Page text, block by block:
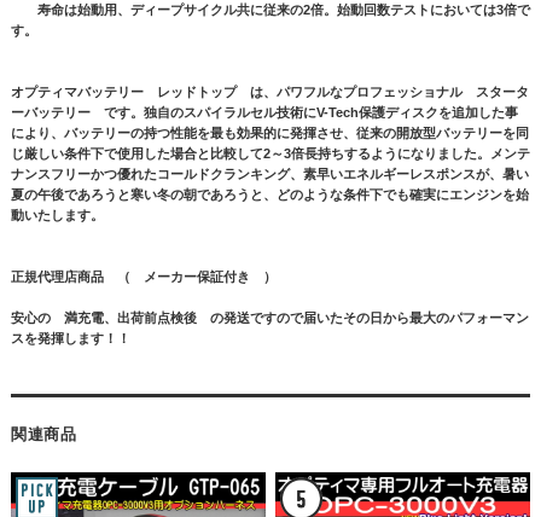
寿命は始動用、ディープサイクル共に従来の2倍。始動回数テストにおいては3倍で
す。
オプティマバッテリー レッドトップは、パワフルなプロフェッショナル スタータ
ーバッテリー です。独自のスパイラルセル技術にV-Tech保護ディスクを追加した事
により、バッテリーの持つ性能を最も効果的に発揮させ、従来の開放型バッテリーを同
じ厳しい条件下で使用した場合と比較して2～3倍長持ちするようになりました。メンテ
ナンスフリーかつ優れたコールドクランキング、素早いエネルギーレスポンスが、暑い
夏の午後であろうと寒い冬の朝であろうと、どのような条件下でも確実にエンジンを始
動いたします。
正規代理店商品 （ メーカー保証付き ）
安心の 満充電、出荷前点検後 の発送ですので届いたその日から最大のパフォーマン
スを発揮します！！
関連商品